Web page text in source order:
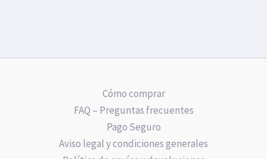
Cómo comprar
FAQ – Preguntas frecuentes
Pago Seguro
Aviso legal y condiciones generales